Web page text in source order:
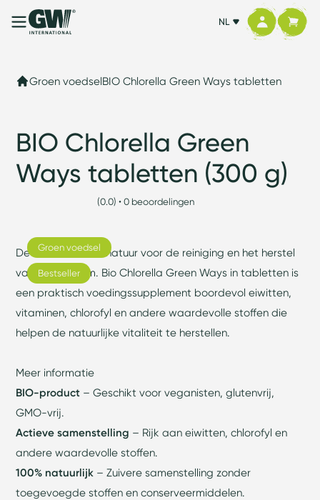
NL
Groen voedselBIO Chlorella Green Ways tabletten
BIO Chlorella Green
Ways tabletten (300 g)
(0.0) • 0 beoordelingen
De kracht van de natuur voor de reiniging en het herstel
van het lichaam. Bio Chlorella Green Ways in tabletten is
een praktisch voedingssupplement boordevol eiwitten,
vitaminen, chlorofyl en andere waardevolle stoffen die
helpen de natuurlijke vitaliteit te herstellen.
Meer informatie
BIO-product – Geschikt voor veganisten, glutenvrij,
GMO-vrij.
Actieve samenstelling – Rijk aan eiwitten, chlorofyl en
andere waardevolle stoffen.
100% natuurlijk – Zuivere samenstelling zonder
toegevoegde stoffen en conserveermiddelen.
Groen voedsel
Bestseller